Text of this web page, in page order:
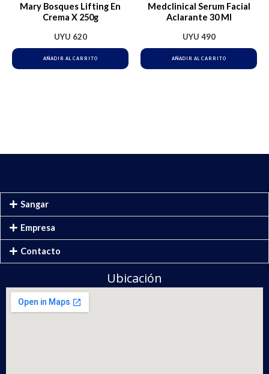
Mary Bosques Lifting En
Crema X 250g
UYU 620
AÑADIR AL CARRITO
Medclinical Serum Facial
Aclarante 30 Ml
UYU 490
AÑADIR AL CARRITO
Sangar
Empresa
Contacto
Ubicación